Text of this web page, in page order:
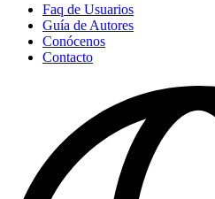
Faq de Usuarios
Guía de Autores
Conócenos
Contacto